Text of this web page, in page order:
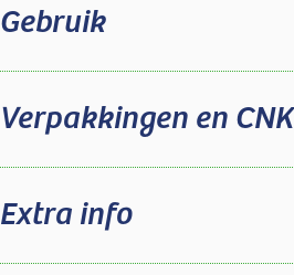
Gebruik
Verpakkingen en CNK
Extra info